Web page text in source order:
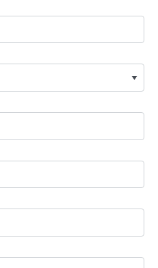
optional Eichen- oder
und
2-fach (U
W/m K), optional
Schwingfenster
Z-Wave und